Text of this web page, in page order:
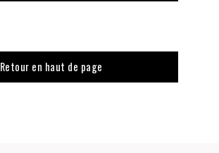
Retour en haut de page